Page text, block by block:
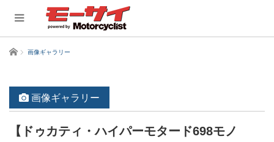
ホーム 画像ギャラリー
画像ギャラリー
【ドゥカティ・ハイパーモタード698モノ